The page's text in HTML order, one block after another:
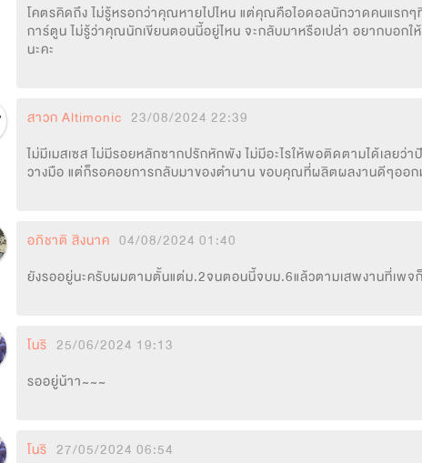
โคตรคิดถึง ไม่รู้หรอกว่าคุณหายไปไหน แต่คุณคือไอดอลนักวาดคนแรกๆ
การ์ตูน ไม่รู้ว่าคุณนักเขียนตอนนี้อยู่ไหน จะกลับมาหรือเปล่า อยากบอก
นะคะ
สาวก Altimonic 23/08/2024 22:39
ไม่มีเมสเซส ไม่มีรอยหลักซากปรักหักพัง ไม่มีอะไรให้พอติดตามได้เลยว่า
วางมือ แต่ก็รอคอยการกลับมาของตำนาน ขอบคุณที่ผลิตผลงานดีๆออก
อภิชาติ สิงนาค 04/08/2024 01:40
ยังรออยู่นะครับผมตามตั้นแต่ม.2จนตอนนี้จบม.6แล้วตามเสพงานที่เพจก็
โนริ 25/06/2024 19:13
รออยู่น้าา~~~
โนริ 27/05/2024 06:54